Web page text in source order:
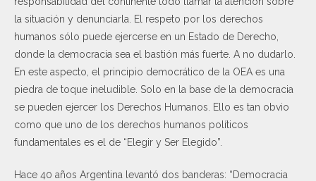
la situación y denunciarla. El respeto por los derechos
humanos sólo puede ejercerse en un Estado de Derecho,
donde la democracia sea el bastión más fuerte. A no dudarlo.
En este aspecto, el principio democrático de la OEA es una
piedra de toque ineludible. Solo en la base de la democracia
se pueden ejercer los Derechos Humanos. Ello es tan obvio
como que uno de los derechos humanos políticos
fundamentales es el de “Elegir y Ser Elegido”.
Hace 40 años Argentina levantó dos banderas: “Democracia